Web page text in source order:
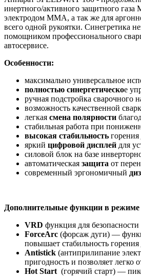
инертного/активного защитного
электродом MMA, а так же для
всего одной рукоятки. Синегретика
помощником профессионального
автосервисе.
Особенности:
максимально универсальное
полностью синергетическое
ручная подстройка сварочного
возможность качественной
легкая смена полярности
стабильная работа при
высокая стабильность
яркий цифровой дисплей для
силовой блок на базе
автоматическая защита от
современный эргономичный
Дополнительные функции в
VRD функция для
ForceArc (форсаж дуги) —
повышает стабильность горения
Antistick (антиприлипание
пригодность и позволяет легко
Hot Start (горячий старт) —